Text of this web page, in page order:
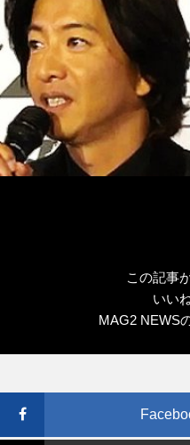
この記事
いい
MAG2 NEWS